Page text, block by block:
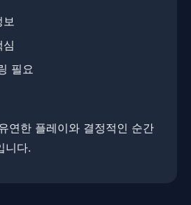
보
필요
연한 플레이와 결정적인 순간
니다.